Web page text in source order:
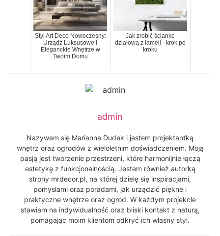
Styl Art Deco Nowoczesny:
Urządź Luksusowe i
Eleganckie Wnętrze w
Twoim Domu
Jak zrobić ściankę
działową z lameli - krok po
kroku
admin
Nazywam się Marianna Dudek i jestem projektantką
wnętrz oraz ogrodów z wieloletnim doświadczeniem. Moją
pasją jest tworzenie przestrzeni, które harmonijnie łączą
estetykę z funkcjonalnością. Jestem również autorką
strony mrdecor.pl, na której dzielę się inspiracjami,
pomysłami oraz poradami, jak urządzić piękne i
praktyczne wnętrze oraz ogród. W każdym projekcie
stawiam na indywidualność oraz bliski kontakt z naturą,
pomagając moim klientom odkryć ich własny styl.